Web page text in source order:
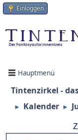
Einloggen
Hauptmenü
Tintenzirkel -
► Kalender ►